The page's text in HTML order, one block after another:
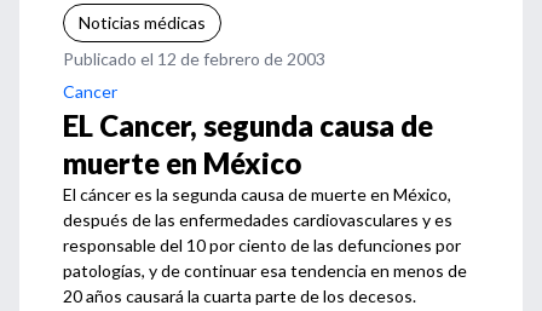
Noticias médicas
Publicado el 12 de febrero de 2003
Cancer
EL Cancer, segunda causa de
muerte en México
El cáncer es la segunda causa de muerte en México,
después de las enfermedades cardiovasculares y es
responsable del 10 por ciento de las defunciones por
patologías, y de continuar esa tendencia en menos de
20 años causará la cuarta parte de los decesos.